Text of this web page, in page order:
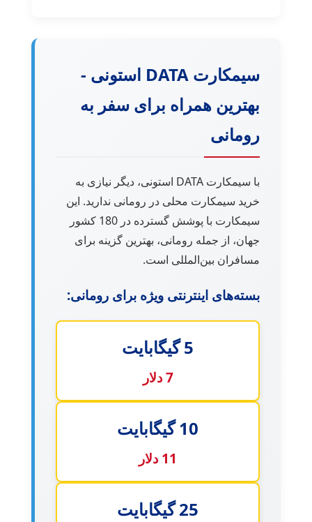
سیمکارت DATA استونی -
بهترین همراه برای سفر به
رومانی
با سیمکارت DATA استونی، دیگر نیازی به
خرید سیمکارت محلی در رومانی ندارید. این
سیمکارت با پوشش گسترده در 180 کشور
جهان، از جمله رومانی، بهترین گزینه برای
مسافران بین‌المللی است.
بسته‌های اینترنتی ویژه برای رومانی:
5 گیگابایت
7 دلار
10 گیگابایت
11 دلار
25 گیگابایت